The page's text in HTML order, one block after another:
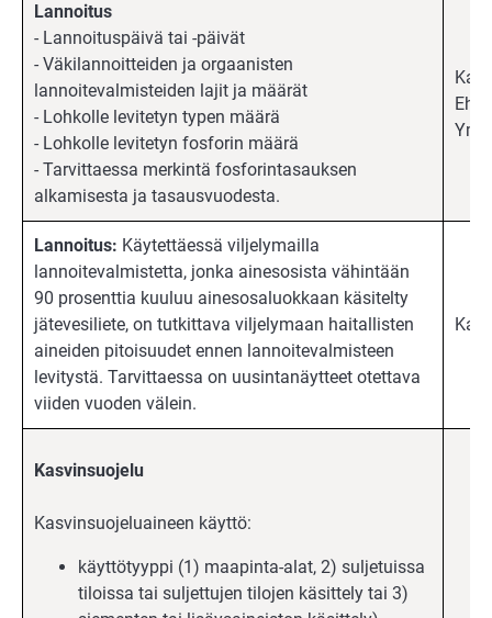
Lannoitus
- Lannoituspäivä tai -päivät
- Väkilannoitteiden ja orgaanisten
lannoitevalmisteiden lajit ja määrät
- Lohkolle levitetyn typen määrä
- Lohkolle levitetyn fosforin määrä
- Tarvittaessa merkintä fosforintasauksen
alkamisesta ja tasausvuodesta.
Lannoitus: Käytettäessä viljelymailla
lannoitevalmistetta, jonka ainesosista vähintään
90 prosenttia kuuluu ainesosaluokkaan käsitelty
jätevesiliete, on tutkittava viljelymaan haitallisten
aineiden pitoisuudet ennen lannoitevalmisteen
levitystä. Tarvittaessa on uusintanäytteet otettava
viiden vuoden välein.
Kasvinsuojelu
Kasvinsuojeluaineen käyttö:
käyttötyyppi (1) maapinta-alat, 2) suljetuissa
tiloissa tai suljettujen tilojen käsittely tai 3)